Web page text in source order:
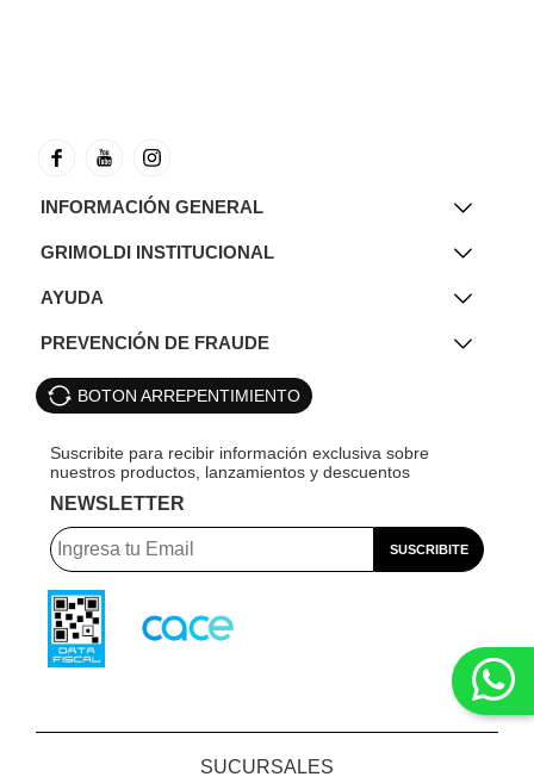
INFORMACIÓN GENERAL
GRIMOLDI INSTITUCIONAL
AYUDA
PREVENCIÓN DE FRAUDE
SUCURSALES
BOTON ARREPENTIMIENTO
NEWSLETTER